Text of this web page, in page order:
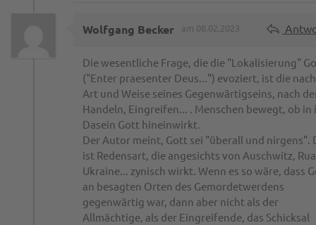
Wolfgang Becker am 08.02.2023
Die wesentliche Frage, die die "Lokalisierung"
("Enter praesenter Deus...") evoziert, ist die
Art und Weise seines Gegenwärtigseins, nach
Handeln, Eingreifen... . Menschen bewegt, ob in
Dasein Gott hineinwirkt.
Der Autor meint, Gott sei "überall und nirgens".
ist Redensart, die angesichts von Auschwitz,
Ukraine... zynisch wirkt. Wenn es so wäre, dass
an besagten Orten des Gemordetwerdens
gegenwärtig war, dann aber nicht als der
Allmächtige, als der Eingreifende, das Schicksal